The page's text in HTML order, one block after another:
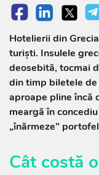
Hotelierii din
turiști. Insulele
deosebită, tocmai
din timp biletele
aproape pline încă
meargă în
„înărmeze”
Cât costă